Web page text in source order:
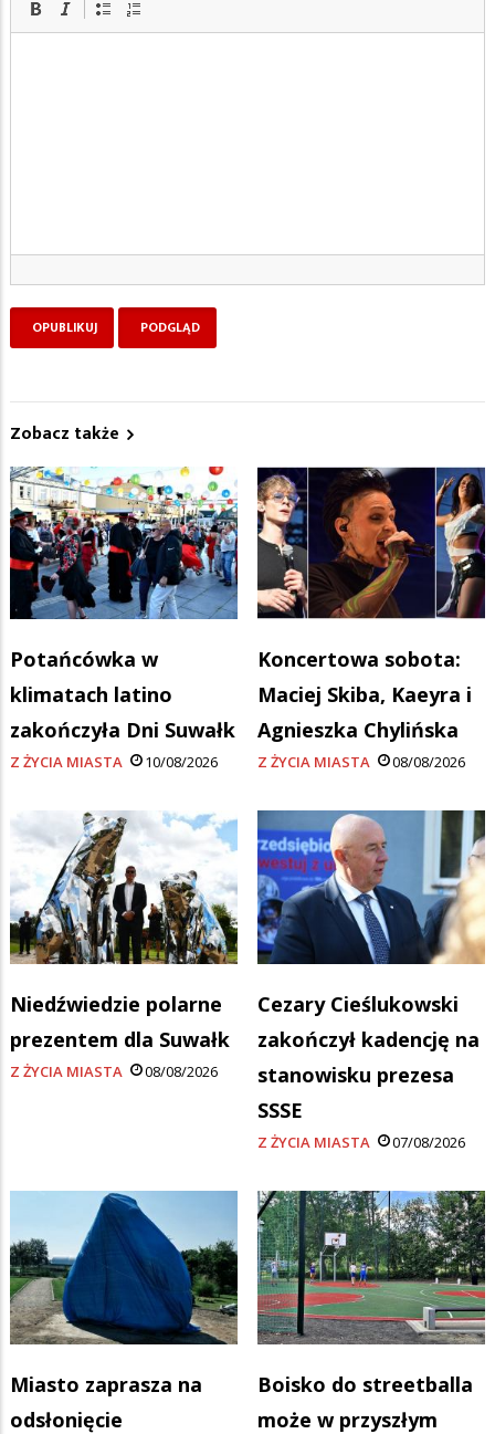
Zobacz także
Potańcówka w
klimatach latino
zakończyła Dni Suwałk
Z ŻYCIA MIASTA 10/08/2026
Koncertowa sobota:
Maciej Skiba, Kaeyra i
Agnieszka Chylińska
Z ŻYCIA MIASTA 08/08/2026
Niedźwiedzie polarne
prezentem dla Suwałk
Z ŻYCIA MIASTA 08/08/2026
Cezary Cieślukowski
zakończył kadencję na
stanowisku prezesa
SSSE
Z ŻYCIA MIASTA 07/08/2026
Miasto zaprasza na
odsłonięcie
Boisko do streetballa
może w przyszłym